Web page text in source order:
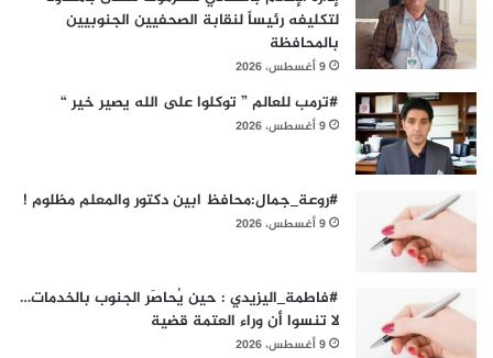
لتكليفه رئيساً لنقابة الصحفيين الجنوبيين
بالمحافظة
9 أغسطس، 2026
#ترمب للعالم ” توكلوا على الله يصير خير “
9 أغسطس، 2026
#روعة_جمال:محافظ ابين دكتور والمعلم مظلوم !
9 أغسطس، 2026
#فاطمة_اليزيدي : حين يُحاصَر الجنوب بالخدمات…
لا تنسوا أن وراء العتمة قضية
9 أغسطس، 2026